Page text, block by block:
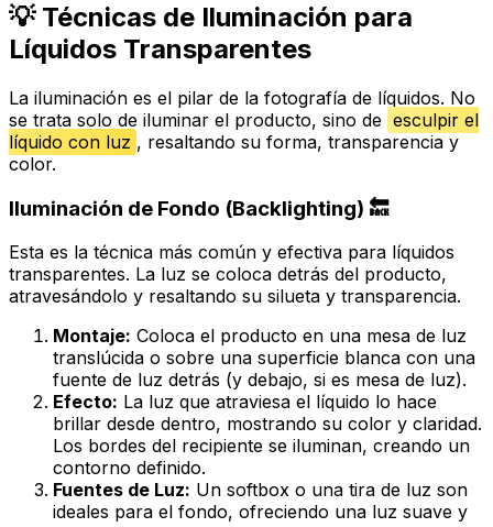
💡 Técnicas de Iluminación para
Líquidos Transparentes
La iluminación es el pilar de la fotografía de líquidos. No
se trata solo de iluminar el producto, sino de esculpir el
líquido con luz , resaltando su forma, transparencia y
color.
Iluminación de Fondo (Backlighting) 🔙
Esta es la técnica más común y efectiva para líquidos
transparentes. La luz se coloca detrás del producto,
atravesándolo y resaltando su silueta y transparencia.
Montaje: Coloca el producto en una mesa de luz
translúcida o sobre una superficie blanca con una
fuente de luz detrás (y debajo, si es mesa de luz).
Efecto: La luz que atraviesa el líquido lo hace
brillar desde dentro, mostrando su color y claridad.
Los bordes del recipiente se iluminan, creando un
contorno definido.
Fuentes de Luz: Un softbox o una tira de luz son
ideales para el fondo, ofreciendo una luz suave y